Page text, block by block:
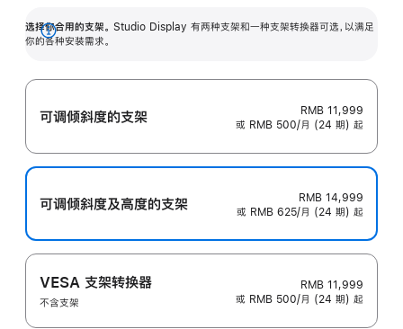
选择你合用的支架。 Studio Display 有两种支架和一种支架转换器可选，以满足
你的各种安装需求。
展
可调倾斜度的支架
RMB 11,999
或 RMB 500/月 (24 期) 起
可调倾斜度及高‍度的支‍架
RMB 14,999
或 RMB 625/月 (24 期) 起
VESA 支架转换器
不含支架
RMB 11,999
或 RMB 500/月 (24 期) 起